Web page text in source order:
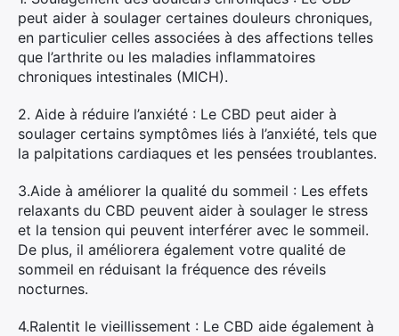
peut aider à soulager certaines douleurs chroniques,
en particulier celles associées à des affections telles
que l’arthrite ou les maladies inflammatoires
chroniques intestinales (MICH).
2. Aide à réduire l’anxiété : Le CBD peut aider à
soulager certains symptômes liés à l’anxiété, tels que
la palpitations cardiaques et les pensées troublantes.
3.Aide à améliorer la qualité du sommeil : Les effets
relaxants du CBD peuvent aider à soulager le stress
et la tension qui peuvent interférer avec le sommeil.
De plus, il améliorera également votre qualité de
sommeil en réduisant la fréquence des réveils
nocturnes.
4.Ralentit le vieillissement : Le CBD aide également à